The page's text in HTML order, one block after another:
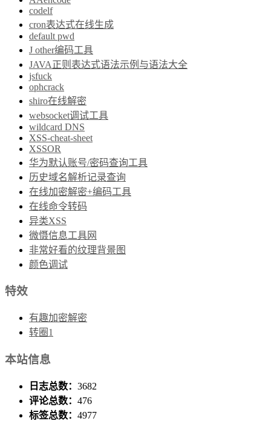
codelf
cron表达式在线生成
default pwd
J other编码工具
JAVA正则表达式语法示例与语法大全
jsfuck
ophcrack
shiro在线解密
websocket调试工具
wildcard DNS
XSS-cheat-sheet
XSSOR
华为默认账号/密码查询工具
历史域名解析记录查询
在线加密解密+编码工具
在线命令转码
异类XSS
微慑信息工具网
非常好看的纹理背景图
颜色调试
特效
有趣加密解密
转圈1
本站信息
日志总数： 3682
评论总数： 476
标签总数： 4977